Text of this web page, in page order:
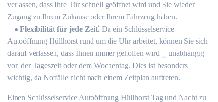
verlassen, dass Ihre Tür schnell geöffnet wird und Sie wieder
Zugang zu Ihrem Zuhause oder Ihrem Fahrzeug haben.​
Flexibilität für jede Zeit⁚ Da ein Schlüsselservice
Autoöffnung Hüllhorst rund um die Uhr arbeitet, können Sie sich
darauf verlassen, dass Ihnen immer geholfen wird ⎯ unabhängig
von der Tageszeit oder dem Wochentag.​ Dies ist besonders
wichtig, da Notfälle nicht nach einem Zeitplan auftreten.
Einen Schlüsselservice Autoöffnung Hüllhorst Tag und Nacht zu